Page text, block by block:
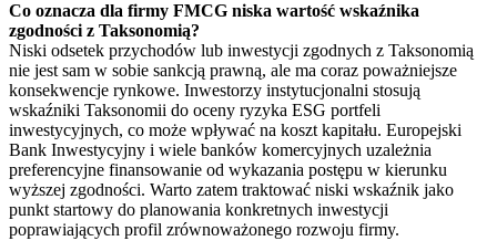
Co oznacza dla firmy FMCG niska wartość wskaźnika
zgodności z Taksonomią?
Niski odsetek przychodów lub inwestycji zgodnych z Taksonomią
nie jest sam w sobie sankcją prawną, ale ma coraz poważniejsze
konsekwencje rynkowe. Inwestorzy instytucjonalni stosują
wskaźniki Taksonomii do oceny ryzyka ESG portfeli
inwestycyjnych, co może wpływać na koszt kapitału. Europejski
Bank Inwestycyjny i wiele banków komercyjnych uzależnia
preferencyjne finansowanie od wykazania postępu w kierunku
wyższej zgodności. Warto zatem traktować niski wskaźnik jako
punkt startowy do planowania konkretnych inwestycji
poprawiających profil zrównoważonego rozwoju firmy.